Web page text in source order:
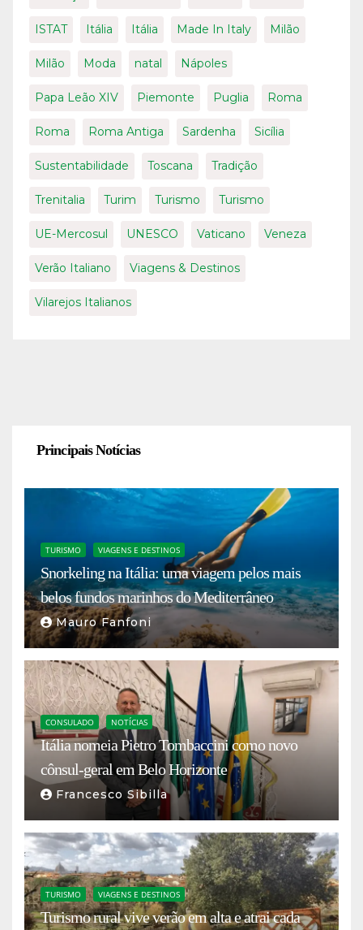
ISTAT Itália Itália Made In Italy Milão
Milão Moda natal Nápoles
Papa Leão XIV Piemonte Puglia Roma
Roma Roma Antiga Sardenha Sicília
Sustentabilidade Toscana Tradição
Trenitalia Turim Turismo Turismo
UE-Mercosul UNESCO Vaticano Veneza
Verão Italiano Viagens & Destinos
Vilarejos Italianos
Principais Notícias
TURISMO VIAGENS E DESTINOS
Snorkeling na Itália: uma viagem pelos mais
belos fundos marinhos do Mediterrâneo
Mauro Fanfoni
CONSULADO NOTÍCIAS
Itália nomeia Pietro Tombaccini como novo
cônsul-geral em Belo Horizonte
Francesco Sibilla
TURISMO VIAGENS E DESTINOS
Turismo rural vive verão em alta e atrai cada